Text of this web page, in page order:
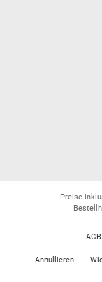
Preise
Annullieren